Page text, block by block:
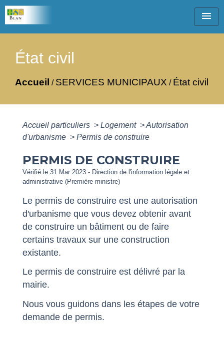
menu
État civil
Accueil / SERVICES MUNICIPAUX / État civil
Accueil particuliers > Logement >Autorisation
d'urbanisme > Permis de construire
PERMIS DE CONSTRUIRE
Vérifié le 31 Mar 2023 - Direction de l'information légale et
administrative (Première ministre)
Le permis de construire est une autorisation
d'urbanisme que vous devez obtenir avant
de construire un bâtiment ou de faire
certains travaux sur une construction
existante.
Le permis de construire est délivré par la
mairie.
Nous vous guidons dans les étapes de votre
demande de permis.